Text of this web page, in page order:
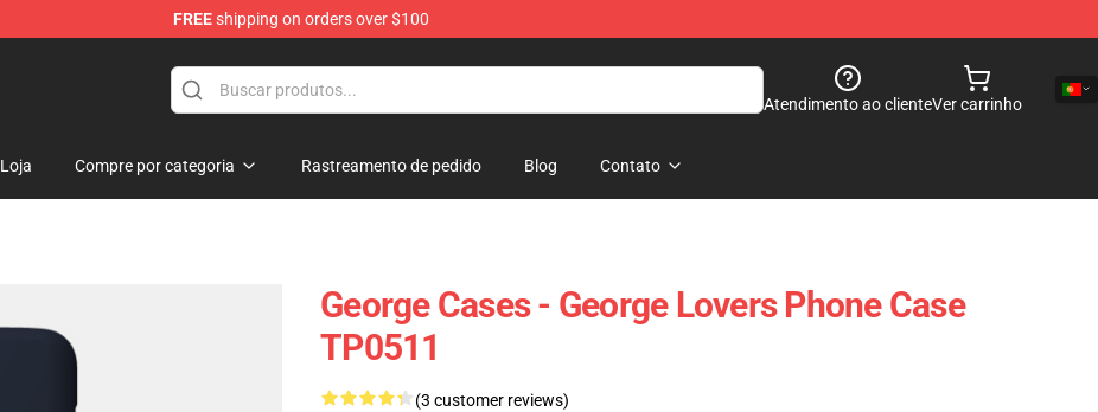
FREEshipping on orders over $100
Atendimento ao clienteVer carrinho
Loja Compre por categoria Rastreamento de pedido Blog Contato
George Cases - George Lovers Phone Case
TP0511
(3 customer reviews)